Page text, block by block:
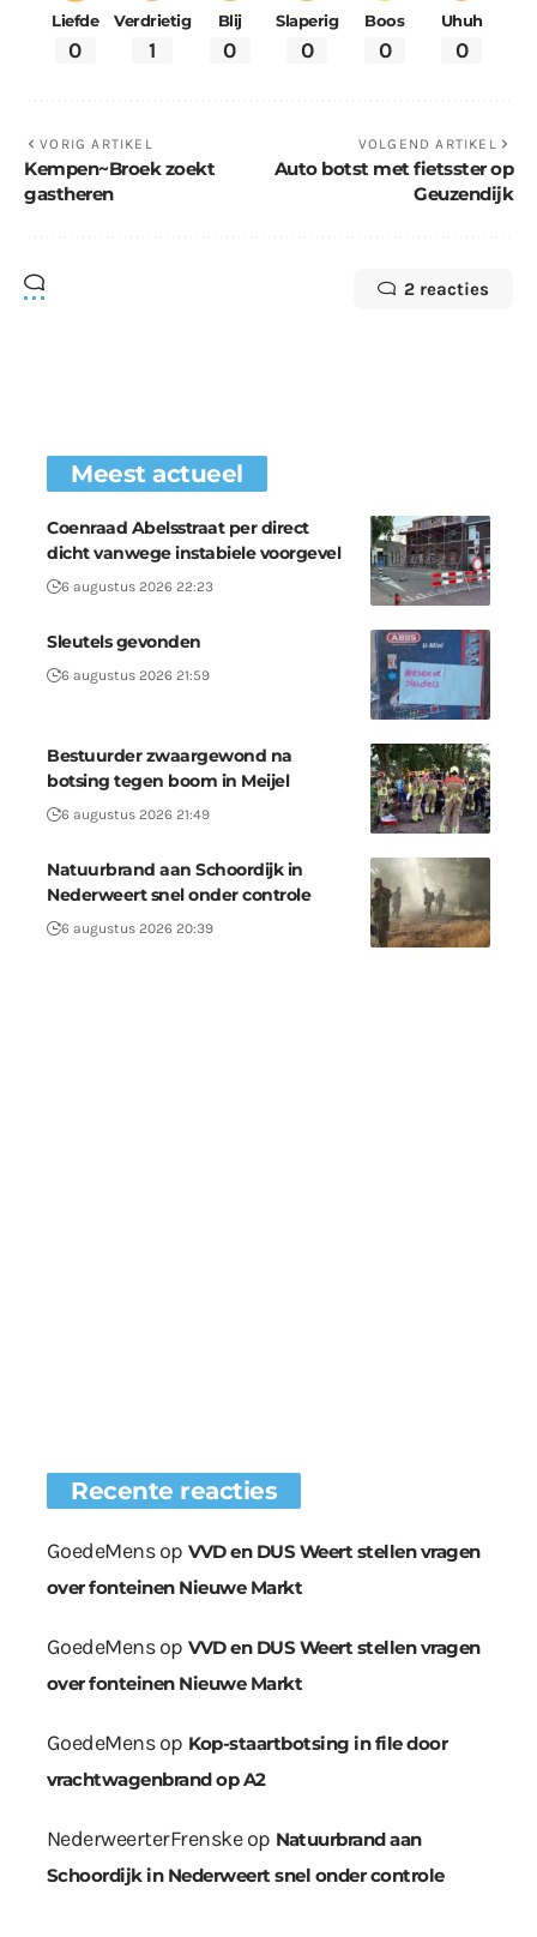
Liefde
0
Verdrietig
1
Blij
0
Slaperig
0
Boos
0
Uhuh
0
VORIG ARTIKEL
Kempen~Broek zoekt
gastheren
VOLGEND ARTIKEL
Auto botst met fietsster op
Geuzendijk
2 reacties
Meest actueel
Coenraad Abelsstraat per direct
dicht vanwege instabiele voorgevel
6 augustus 2026 22:23
Sleutels gevonden
6 augustus 2026 21:59
Bestuurder zwaargewond na
botsing tegen boom in Meijel
6 augustus 2026 21:49
Natuurbrand aan Schoordijk in
Nederweert snel onder controle
6 augustus 2026 20:39
Recente reacties
GoedeMensop VVD en DUS Weert stellen vragen
over fonteinen Nieuwe Markt
GoedeMensop VVD en DUS Weert stellen vragen
over fonteinen Nieuwe Markt
GoedeMensop Kop-staartbotsing in file door
vrachtwagenbrand op A2
NederweerterFrenskeop Natuurbrand aan
Schoordijk in Nederweert snel onder controle